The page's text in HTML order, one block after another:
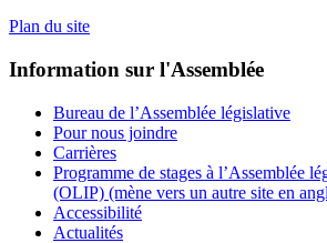
Plan du site
Information sur l'Assemblée
Bureau de l’Assemblée législative
Pour nous joindre
Carrières
Programme de stages à l’Assemblée
(OLIP) (mène vers un autre site en
Accessibilité
Actualités